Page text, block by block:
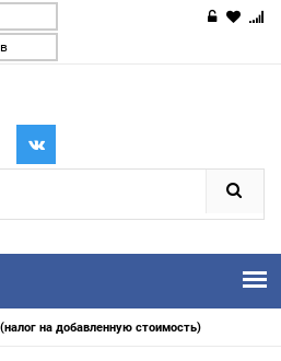
на добавленную стоимость)